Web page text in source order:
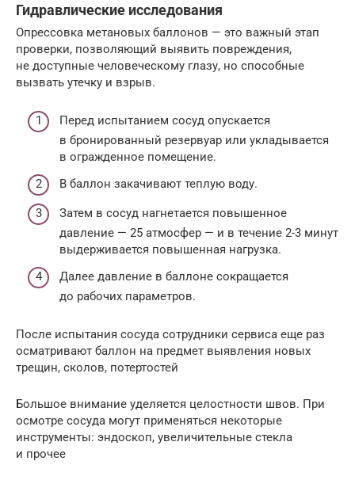
Гидравлические исследования
Опрессовка метановых баллонов — это важный этап
проверки, позволяющий выявить повреждения,
не доступные человеческому глазу, но способные
вызвать утечку и взрыв.
Перед испытанием сосуд опускается
в бронированный резервуар или укладывается
в огражденное помещение.
В баллон закачивают теплую воду.
Затем в сосуд нагнетается повышенное
давление — 25 атмосфер — и в течение 2-3 минут
выдерживается повышенная нагрузка.
Далее давление в баллоне сокращается
до рабочих параметров.
После испытания сосуда сотрудники сервиса еще раз
осматривают баллон на предмет выявления новых
трещин, сколов, потертостей
Большое внимание уделяется целостности швов. При
осмотре сосуда могут применяться некоторые
инструменты: эндоскоп, увеличительные стекла
и прочее